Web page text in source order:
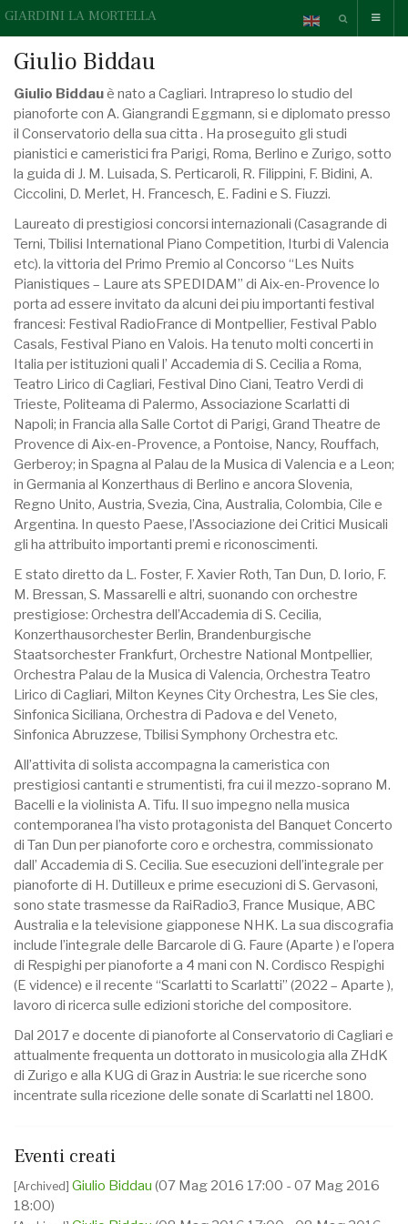
GIARDINI LA MORTELLA
Giulio Biddau
Giulio Biddauè nato a Cagliari. Intrapreso lo studio del
pianoforte con A. Giangrandi Eggmann, si e diplomato presso
il Conservatorio della sua citta . Ha proseguito gli studi
pianistici e cameristici fra Parigi, Roma, Berlino e Zurigo, sotto
la guida di J. M. Luisada, S. Perticaroli, R. Filippini, F. Bidini, A.
Ciccolini, D. Merlet, H. Francesch, E. Fadini e S. Fiuzzi.
Laureato di prestigiosi concorsi internazionali (Casagrande di
Terni, Tbilisi International Piano Competition, Iturbi di Valencia
etc). la vittoria del Primo Premio al Concorso “Les Nuits
Pianistiques – Laure ats SPEDIDAM” di Aix-en-Provence lo
porta ad essere invitato da alcuni dei piu importanti festival
francesi: Festival RadioFrance di Montpellier, Festival Pablo
Casals, Festival Piano en Valois. Ha tenuto molti concerti in
Italia per istituzioni quali l’ Accademia di S. Cecilia a Roma,
Teatro Lirico di Cagliari, Festival Dino Ciani, Teatro Verdi di
Trieste, Politeama di Palermo, Associazione Scarlatti di
Napoli; in Francia alla Salle Cortot di Parigi, Grand Theatre de
Provence di Aix-en-Provence, a Pontoise, Nancy, Rouffach,
Gerberoy; in Spagna al Palau de la Musica di Valencia e a Leon;
in Germania al Konzerthaus di Berlino e ancora Slovenia,
Regno Unito, Austria, Svezia, Cina, Australia, Colombia, Cile e
Argentina. In questo Paese, l’Associazione dei Critici Musicali
gli ha attribuito importanti premi e riconoscimenti.
E stato diretto da L. Foster, F. Xavier Roth, Tan Dun, D. Iorio, F.
M. Bressan, S. Massarelli e altri, suonando con orchestre
prestigiose: Orchestra dell’Accademia di S. Cecilia,
Konzerthausorchester Berlin, Brandenburgische
Staatsorchester Frankfurt, Orchestre National Montpellier,
Orchestra Palau de la Musica di Valencia, Orchestra Teatro
Lirico di Cagliari, Milton Keynes City Orchestra, Les Sie cles,
Sinfonica Siciliana, Orchestra di Padova e del Veneto,
Sinfonica Abruzzese, Tbilisi Symphony Orchestra etc.
All’attivita di solista accompagna la cameristica con
prestigiosi cantanti e strumentisti, fra cui il mezzo-soprano M.
Bacelli e la violinista A. Tifu. Il suo impegno nella musica
contemporanea l’ha visto protagonista del Banquet Concerto
di Tan Dun per pianoforte coro e orchestra, commissionato
dall’ Accademia di S. Cecilia. Sue esecuzioni dell’integrale per
pianoforte di H. Dutilleux e prime esecuzioni di S. Gervasoni,
sono state trasmesse da RaiRadio3, France Musique, ABC
Australia e la televisione giapponese NHK. La sua discografia
include l’integrale delle Barcarole di G. Faure (Aparte ) e l’opera
di Respighi per pianoforte a 4 mani con N. Cordisco Respighi
(E vidence) e il recente “Scarlatti to Scarlatti” (2022 – Aparte ),
lavoro di ricerca sulle edizioni storiche del compositore.
Dal 2017 e docente di pianoforte al Conservatorio di Cagliari e
attualmente frequenta un dottorato in musicologia alla ZHdK
di Zurigo e alla KUG di Graz in Austria: le sue ricerche sono
incentrate sulla ricezione delle sonate di Scarlatti nel 1800.
Eventi creati
[Archived] Giulio Biddau (07 Mag 2016 17:00 - 07 Mag 2016
18:00)